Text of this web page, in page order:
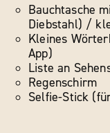
Bauchtasche
Diebstahl) /
Kleines
App)
Liste an
Regenschirm
Selfie-Stick